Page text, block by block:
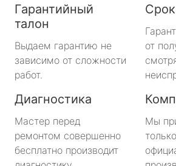
Гарантийный
талон
Выдаем гарантию не
зависимо от сложности
работ.
от
Диагностика
Мастер перед
ремонтом совершенно
бесплатно производит
Мы